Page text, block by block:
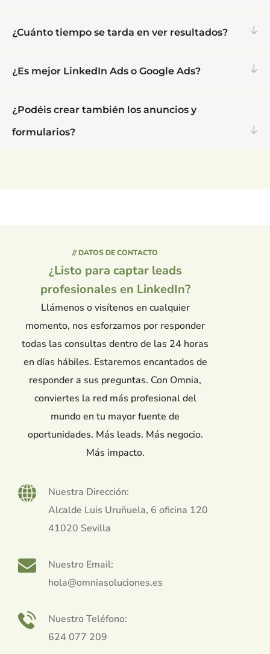
¿Cuánto tiempo se tarda en ver resultados?
¿Es mejor LinkedIn Ads o Google Ads?
¿Podéis crear también los anuncios y
formularios?
// DATOS DE CONTACTO
¿Listo para captar leads
profesionales en LinkedIn?
Llámenos o visítenos en cualquier
momento, nos esforzamos por responder
todas las consultas dentro de las 24 horas
en días hábiles. Estaremos encantados de
responder a sus preguntas. Con Omnia,
conviertes la red más profesional del
mundo en tu mayor fuente de
oportunidades. Más leads. Más negocio.
Más impacto.
Nuestra Dirección:
Alcalde Luis Uruñuela, 6 oficina 120
41020 Sevilla
Nuestro Email:
hola@omniasoluciones.es
Nuestro Teléfono:
624 077 209